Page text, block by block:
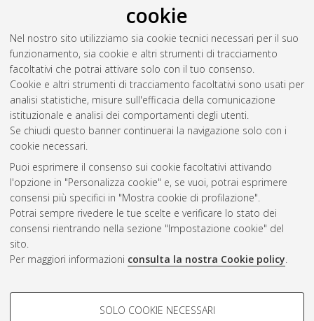
cookie
Nel nostro sito utilizziamo sia cookie tecnici necessari per il suo
funzionamento, sia cookie e altri strumenti di tracciamento
facoltativi che potrai attivare solo con il tuo consenso.
Cookie e altri strumenti di tracciamento facoltativi sono usati per
analisi statistiche, misure sull'efficacia della comunicazione
istituzionale e analisi dei comportamenti degli utenti.
Se chiudi questo banner continuerai la navigazione solo con i
cookie necessari.
Puoi esprimere il consenso sui cookie facoltativi attivando
l'opzione in "Personalizza cookie" e, se vuoi, potrai esprimere
consensi più specifici in "Mostra cookie di profilazione".
Potrai sempre rivedere le tue scelte e verificare lo stato dei
consensi rientrando nella sezione "Impostazione cookie" del
sito.
Per maggiori informazioni consulta la nostra Cookie policy.
COOKIE DI PROFILAZIONE -
SOLO COOKIE NECESSARI
Gestione del documento:
Atom
Rss 1.0
Rss 2.0
ISSN: 2038-7946
Impostazioni Cookie
Informativa sulla privacy